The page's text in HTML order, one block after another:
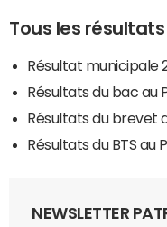
Tous les
Résultat municipale
Résultats du bac au
Résultats du brevet
Résultats du BTS au
NEWSLETTER